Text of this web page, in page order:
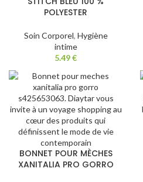
POLYESTER
Soin Corporel, Hygiène
intime
5.49€
BONNET POUR MÈCHES
XANITALIA PRO GORRO